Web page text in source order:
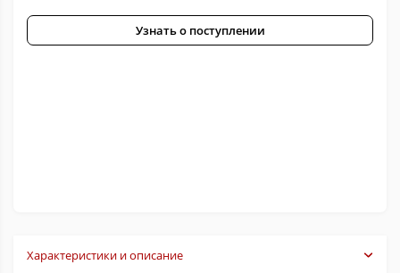
Узнать о поступлении
Характеристики и описание